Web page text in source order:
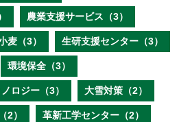
農業支援サービス（3）
麦（3） 生研支援センター（3）
環境保全（3）
ロジー（3） 大雪対策（2）
2） 革新工学センター（2）